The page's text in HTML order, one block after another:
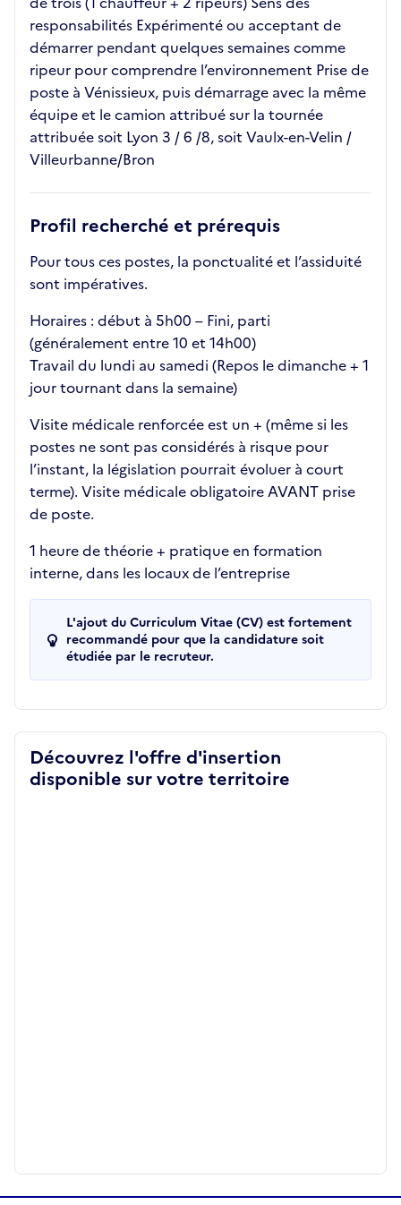
responsabilités Expérimenté ou acceptant de
démarrer pendant quelques semaines comme
ripeur pour comprendre l’environnement Prise de
poste à Vénissieux, puis démarrage avec la même
équipe et le camion attribué sur la tournée
attribuée soit Lyon 3 / 6 /8, soit Vaulx-en-Velin /
Villeurbanne/Bron
Profil recherché et prérequis
Pour tous ces postes, la ponctualité et l’assiduité
sont impératives.
Horaires : début à 5h00 – Fini, parti
(généralement entre 10 et 14h00)
Travail du lundi au samedi (Repos le dimanche + 1
jour tournant dans la semaine)
Visite médicale renforcée est un + (même si les
postes ne sont pas considérés à risque pour
l’instant, la législation pourrait évoluer à court
terme). Visite médicale obligatoire AVANT prise
de poste.
1 heure de théorie + pratique en formation
interne, dans les locaux de l’entreprise
L'ajout du Curriculum Vitae (CV) est fortement
recommandé pour que la candidature soit
étudiée par le recruteur.
Découvrez l'offre d'insertion
disponible sur votre territoire